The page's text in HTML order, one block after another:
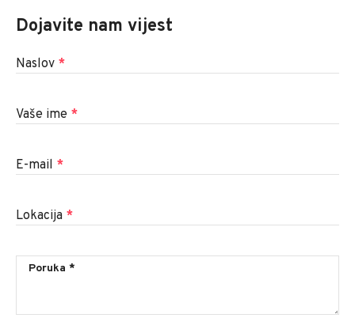
Dojavite nam vijest
Naslov *
Vaše ime *
E-mail *
Lokacija *